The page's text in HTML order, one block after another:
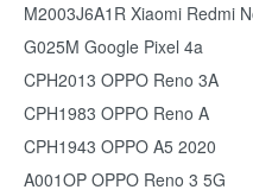
M2003J6A1R Xiaomi Redmi
G025M Google Pixel 4a
CPH2013 OPPO Reno 3A
CPH1983 OPPO Reno A
CPH1943 OPPO A5 2020
A001OP OPPO Reno 3 5G